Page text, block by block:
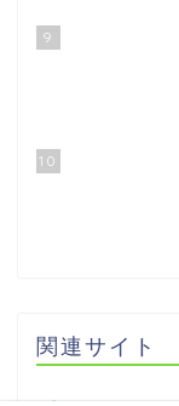
9
10
関連サイト